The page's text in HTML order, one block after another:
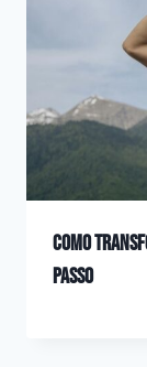
Como
passo